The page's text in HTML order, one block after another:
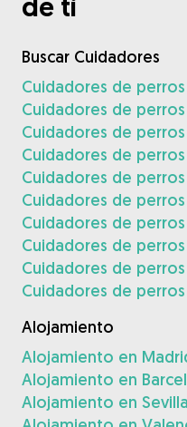
Buscar Cuidadores
Cuidadores de
Cuidadores de
Cuidadores de
Cuidadores de
Cuidadores de
Cuidadores de
Cuidadores de
Cuidadores de
Cuidadores de
Cuidadores de
Alojamiento
Alojamiento en
Alojamiento en
Alojamiento en Sevilla